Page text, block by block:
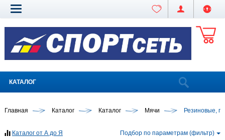
КАТАЛОГ
Главная Каталог Каталог Мячи Резиновые,
Каталог от А до Я Подбор по параметрам (фильтр)